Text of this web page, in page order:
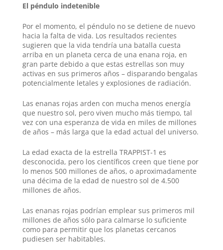
El péndulo indetenible
Por el momento, el péndulo no se detiene de nuevo
hacia la falta de vida. Los resultados recientes
sugieren que la vida tendría una batalla cuesta
arriba en un planeta cerca de una enana roja, en
gran parte debido a que estas estrellas son muy
activas en sus primeros años – disparando bengalas
potencialmente letales y explosiones de radiación.
Las enanas rojas arden con mucha menos energía
que nuestro sol, pero viven mucho más tiempo, tal
vez con una esperanza de vida en miles de millones
de años – más larga que la edad actual del universo.
La edad exacta de la estrella TRAPPIST-1 es
desconocida, pero los científicos creen que tiene por
lo menos 500 millones de años, o aproximadamente
una décima de la edad de nuestro sol de 4.500
millones de años.
Las enanas rojas podrían emplear sus primeros mil
millones de años sólo para calmarse lo suficiente
como para permitir que los planetas cercanos
pudiesen ser habitables.